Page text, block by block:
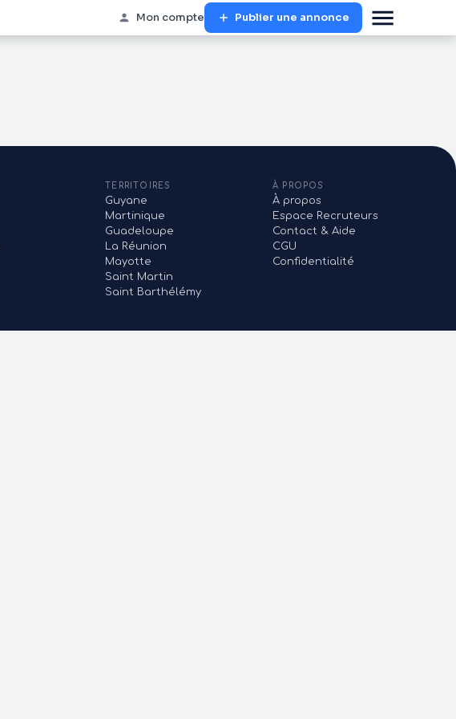
Mon compte Publier une annonce
TERRITOIRES
Guyane
Martinique
Guadeloupe
La Réunion
Mayotte
Saint Martin
Saint Barthélémy
À PROPOS
À propos
Espace Recruteurs
Contact & Aide
CGU
Confidentialité